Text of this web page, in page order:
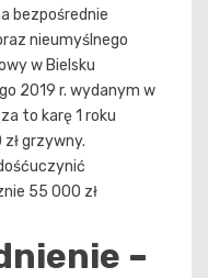
bezpośrednie
nieumyślnego
w Bielsku
2019 r. wydanym w
to karę 1 roku
grzywny.
55 000 zł
–